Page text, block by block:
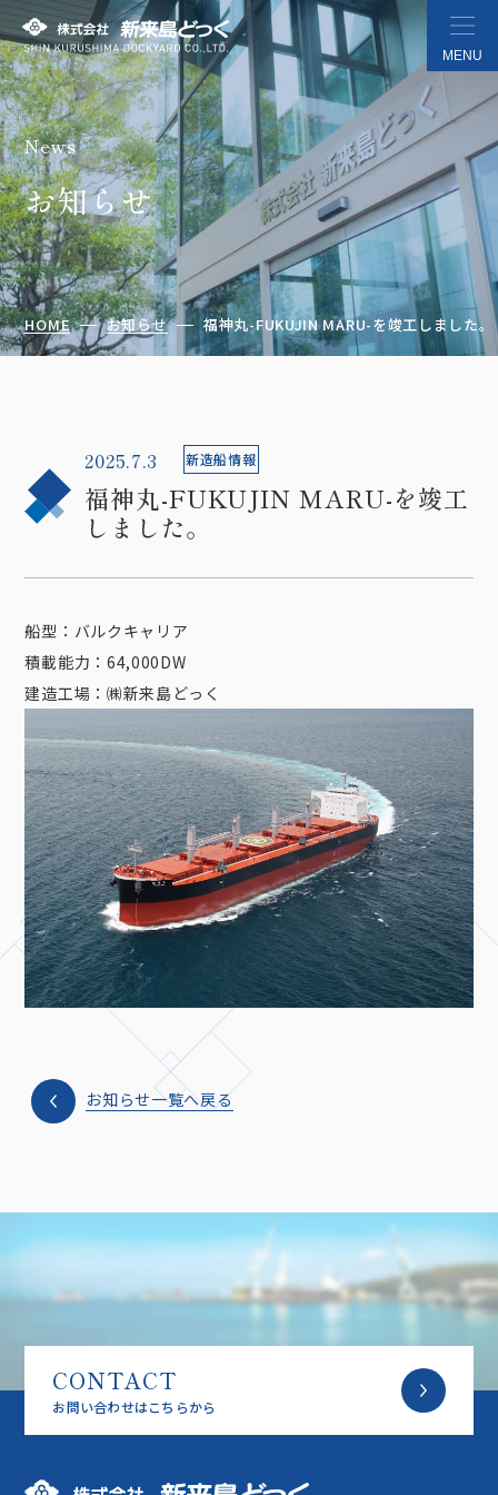
株式会社 新来島どっく
MENU
News
お知らせ
HOME お知らせ 福神丸-FUKUJIN MARU-を竣工しました。
2025.7.3 新造船情報
福神丸-FUKUJIN MARU-を竣工
しました。
船型：バルクキャリア
積載能力：64,000DW
建造工場：㈱新来島どっく
お知らせ一覧へ戻る
CONTACT
お問い合わせはこちらから